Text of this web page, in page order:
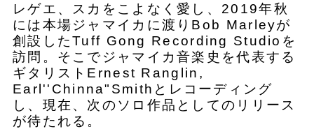
レゲエ、スカをこよなく愛し、2019年秋
には本場ジャマイカに渡りBob Marleyが
創設したTuff Gong Recording Studioを
訪問。そこでジャマイカ音楽史を代表する
ギタリストErnest Ranglin,
Earl''Chinna"Smithとレコーディング
し、現在、次のソロ作品としてのリリース
が待たれる。